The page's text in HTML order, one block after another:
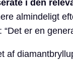
i den
almindeligt
“Det er en
af